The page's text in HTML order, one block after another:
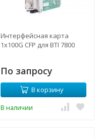
Интерфейсная карта
1х100G CFP для BTI 7800
По запросу
В корзину
В наличии